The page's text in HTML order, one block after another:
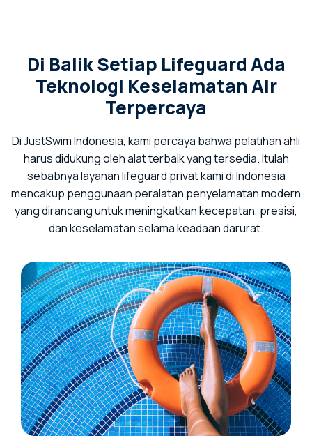
Di Balik Setiap Lifeguard Ada
Teknologi Keselamatan Air
Terpercaya
Di JustSwim Indonesia, kami percaya bahwa pelatihan ahli
harus didukung oleh alat terbaik yang tersedia. Itulah
sebabnya layanan lifeguard privat kami di Indonesia
mencakup penggunaan peralatan penyelamatan modern
yang dirancang untuk meningkatkan kecepatan, presisi,
dan keselamatan selama keadaan darurat.